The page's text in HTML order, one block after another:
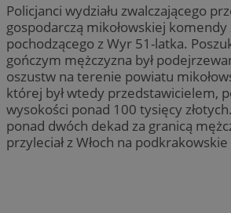
Policjanci wydziału zwalczającego
gospodarczą mikołowskiej
pochodzącego z Wyr 51-latka.
gończym mężczyzna był
oszustw na terenie powiatu
której był wtedy przedstawicielem,
wysokości ponad 100 tysięcy
ponad dwóch dekad za granicą
przyleciał z Włoch na